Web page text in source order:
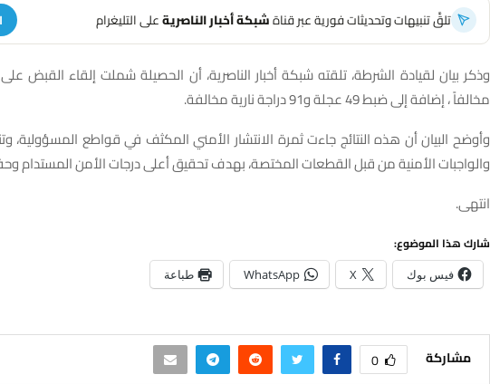
تلقَّ تنبيهات وتحديثات فورية عبر قناةشبكة أخبار الناصريةعلى التليغرام
مخالفاً ، إضافة إلى ضبط 49 عجلة و91 دراجة نارية مخالفة.
وأوضح البيان أن هذه النتائج جاءت ثمرة الانتشار الأمني المكثف في قواطع المسؤولية،
والواجبات الأمنية من قبل القطعات المختصة، بهدف تحقيق أعلى درجات الأمن المستدام
انتهى.
شارك هذا الموضوع:
فيس بوك X
WhatsApp طباعة
مشاركة 0